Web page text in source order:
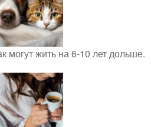
могут жить на 6-10 лет дольше.